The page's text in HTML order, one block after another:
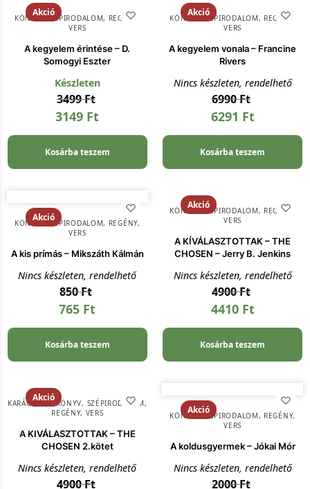
Akció
KÖNYV,SZÉPIRODALOM, REGÉNY,
VERS
A kegyelem érintése – D.
Somogyi Eszter
Készleten
3499Ft
3149 Ft
Kosárba teszem
Akció
KÖNYV,SZÉPIRODALOM, REGÉNY,
VERS
A kegyelem vonala – Francine
Rivers
Nincs készleten, rendelhető
6990Ft
6291 Ft
Kosárba teszem
Akció
KÖNYV,SZÉPIRODALOM, REGÉNY,
VERS
A kis prímás – Mikszáth Kálmán
Nincs készleten, rendelhető
850Ft
765 Ft
Kosárba teszem
Akció
KÖNYV,SZÉPIRODALOM, REGÉNY,
VERS
A KÍVÁLASZTOTTAK – THE
CHOSEN – Jerry B. Jenkins
Nincs készleten, rendelhető
4900Ft
4410 Ft
Kosárba teszem
Akció
KARÁCSONY, KÖNYV, SZÉPIRODALOM,
REGÉNY, VERS
A KIVÁLASZTOTTAK – THE
CHOSEN 2.kötet
Nincs készleten, rendelhető
4900Ft
Akció
KÖNYV,SZÉPIRODALOM, REGÉNY,
VERS
A koldusgyermek – Jókai Mór
Nincs készleten, rendelhető
2000Ft